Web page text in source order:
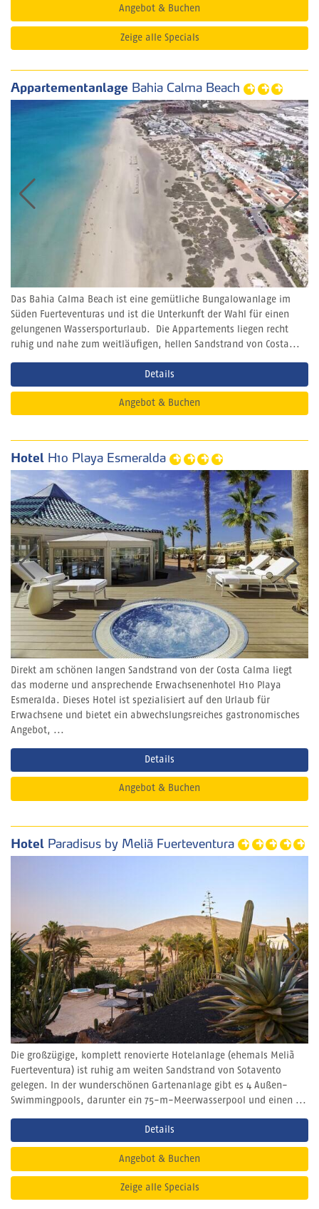
Angebot & Buchen
Zeige alle Specials
Appartementanlage Bahia Calma Beach
Das Bahia Calma Beach ist eine gemütliche Bungalowanlage im
Süden Fuerteventuras und ist die Unterkunft der Wahl für einen
gelungenen Wassersporturlaub. Die Appartements liegen recht
ruhig und nahe zum weitläufigen, hellen Sandstrand von Costa...
Details
Angebot & Buchen
Hotel H10 Playa Esmeralda
Direkt am schönen langen Sandstrand von der Costa Calma liegt
das moderne und ansprechende Erwachsenenhotel H10 Playa
Esmeralda. Dieses Hotel ist spezialisiert auf den Urlaub für
Erwachsene und bietet ein abwechslungsreiches gastronomisches
Angebot, ...
Details
Angebot & Buchen
Hotel Paradisus by Meliã Fuerteventura
Die großzügige, komplett renovierte Hotelanlage (ehemals Meliã
Fuerteventura) ist ruhig am weiten Sandstrand von Sotavento
gelegen. In der wunderschönen Gartenanlage gibt es 4 Außen-
Swimmingpools, darunter ein 75-m-Meerwasserpool und einen ...
Details
Angebot & Buchen
Zeige alle Specials